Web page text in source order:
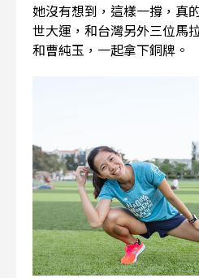
她沒有想到，這樣一撐，真
世大運，和台灣另外三位馬
和曹純玉，一起拿下銅牌。